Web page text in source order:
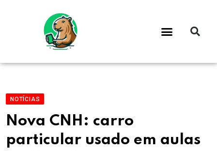
NOTÍCIAS
Nova CNH: carro
particular usado em aulas